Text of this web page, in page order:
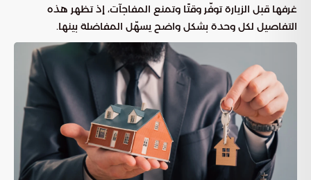
غرفها قبل الزيارة توفّر وقتًا وتمنع المفاجآت، إذ تظهر هذه
التفاصيل لكل وحدة بشكل واضح يسهّل المفاضلة بينها.